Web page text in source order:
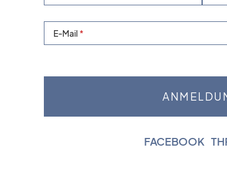
E-Mail
FACEBOOK |